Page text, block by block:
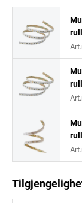
rull
rull
rull